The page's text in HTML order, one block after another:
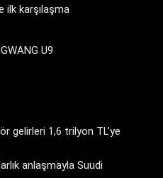
ilk karşılaşma
U9
gelirleri 1,6 trilyon TL’ye
anlaşmayla Suudi